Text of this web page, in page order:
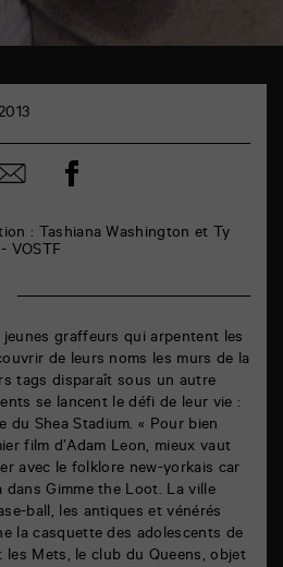
: Tashiana Washington et Ty
VOSTF
graffeurs qui arpentent les
de leurs noms les murs de la
tags disparaît sous un autre
se lancent le défi de leur vie :
du Shea Stadium. « Pour bien
film d’Adam Leon, mieux vaut
avec le folklore new-yorkais car
dans Gimme the Loot. La ville
ball, les antiques et vénérés
la casquette des adolescents de
les Mets, le club du Queens, objet
Partager
sur